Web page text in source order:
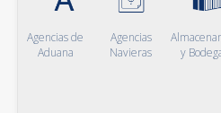
Agencias de
Aduana
Agencias
Navieras
y